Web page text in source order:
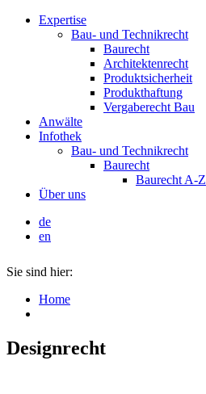
Expertise
Bau- und Technikrecht
Baurecht
Architektenrecht
Produktsicherheit
Produkthaftung
Vergaberecht Bau
Anwälte
Infothek
Bau- und Technikrecht
Baurecht
Baurecht A-Z
Über uns
de
en
Sie sind hier:
Home
Designrecht